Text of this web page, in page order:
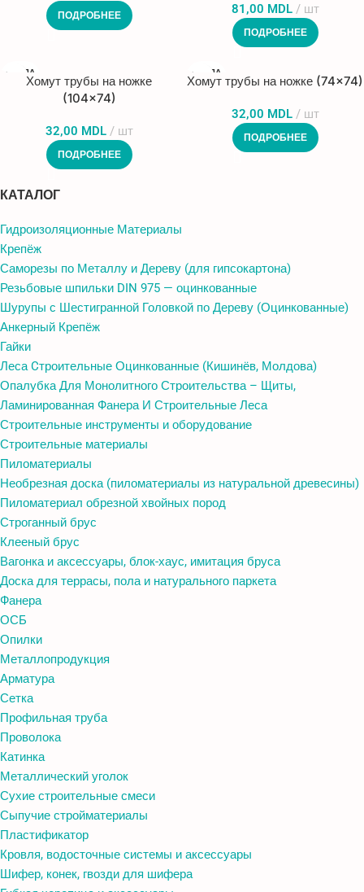
КАТАЛОГ
Гидроизоляционные Материалы
Крепёж
Саморезы по Металлу и Дереву (для гипсокартона)
Резьбовые шпильки DIN 975 — оцинкованные
Шурупы с Шестигранной Головкой по Дереву (Оцинкованные)
Анкерный Крепёж
Гайки
Леса Cтроительные Оцинкованные (Кишинёв, Молдова)
Опалубка Для Монолитного Строительства – Щиты,
Ламинированная Фанера И Строительные Леса
Строительные инструменты и оборудование
Строительные материалы
Пиломатериалы
Необрезная доска (пиломатериалы из натуральной древесины)
Пиломатериал обрезной хвойных пород
Строганный брус
Клееный брус
Вагонка и аксессуары, блок-хаус, имитация бруса
Доска для террасы, пола и натурального паркета
Фанера
ОСБ
Опилки
Металлопродукция
Арматура
Сетка
Профильная труба
Проволока
Катинка
Металлический уголок
Сухие строительные смеси
Сыпучие стройматериалы
Пластификатор
Кровля, водосточные системы и аксессуары
Шифер, конек, гвозди для шифера
ПОДРОБНЕЕ 81,00 MDL шт
ПОДРОБНЕЕ
ПРОДА
Хомут трубы на ножке
(104×74)
32,00 MDL шт
ПОДРОБНЕЕ
ПРОДА
НО
Хомут трубы на ножке (74×74)
32,00 MDL шт
ПОДРОБНЕЕ